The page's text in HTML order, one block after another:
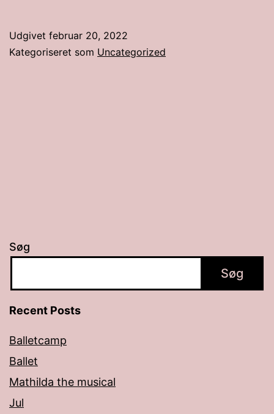
Udgivet februar 20, 2022
Kategoriseret som Uncategorized
Søg
Søg
Recent Posts
Balletcamp
Ballet
Mathilda the musical
Jul